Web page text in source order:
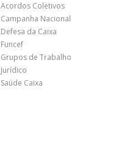
Acordos Coletivos
Campanha Nacional
Defesa da Caixa
Funcef
Grupos de Trabalho
Jurídico
Saúde Caixa